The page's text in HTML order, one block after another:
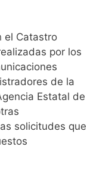
el Catastro
por los
de la
Estatal de
solicitudes que